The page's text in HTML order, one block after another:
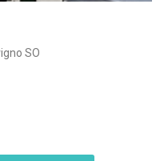
SO